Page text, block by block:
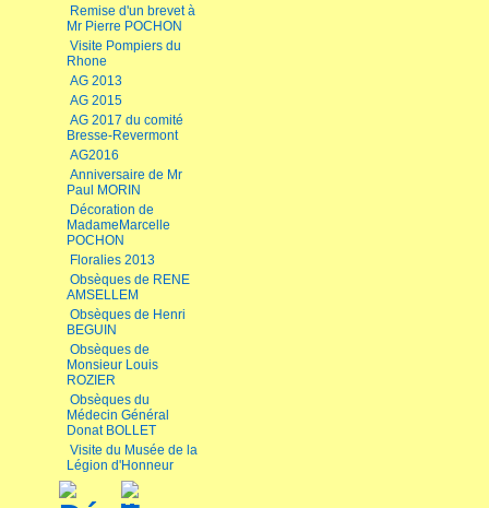
Remise d'un brevet à
Mr Pierre POCHON
Visite Pompiers du
Rhone
AG 2013
AG 2015
AG 2017 du comité
Bresse-Revermont
AG2016
Anniversaire de Mr
Paul MORIN
Décoration de
MadameMarcelle
POCHON
Floralies 2013
Obsèques de RENE
AMSELLEM
Obsèques de Henri
BEGUIN
Obsèques de
Monsieur Louis
ROZIER
Obsèques du
Médecin Général
Donat BOLLET
Visite du Musée de la
Légion d'Honneur